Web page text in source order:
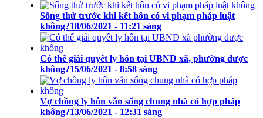
Sống thử trước khi kết hôn có vi phạm pháp luật
không?18/06/2021 - 11:21 sáng
Có thể giải quyết ly hôn tại UBND xã, phường được
không?15/06/2021 - 8:58 sáng
Vợ chồng ly hôn vẫn sống chung nhà có hợp pháp
không?13/06/2021 - 12:31 sáng